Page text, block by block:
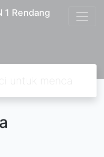
1 Rendang